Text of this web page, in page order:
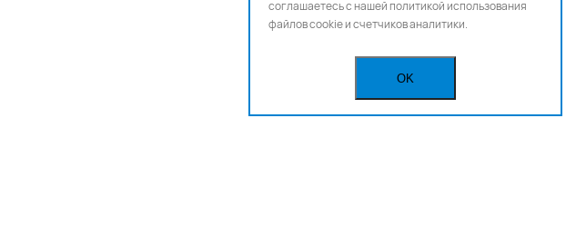
соглашаетесь с нашейполитикой использования
файлов cookie и счетчиков аналитики.
OK